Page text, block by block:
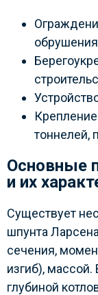
обрушения
тоннелей,
Основные
и их
Существует
шпунта
сечения,
изгиб),
глубиной